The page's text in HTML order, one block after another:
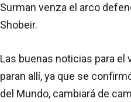
Surman venza el arco
Shobeir.
Las buenas noticias para
paran allí, ya que se
del Mundo, cambiará de